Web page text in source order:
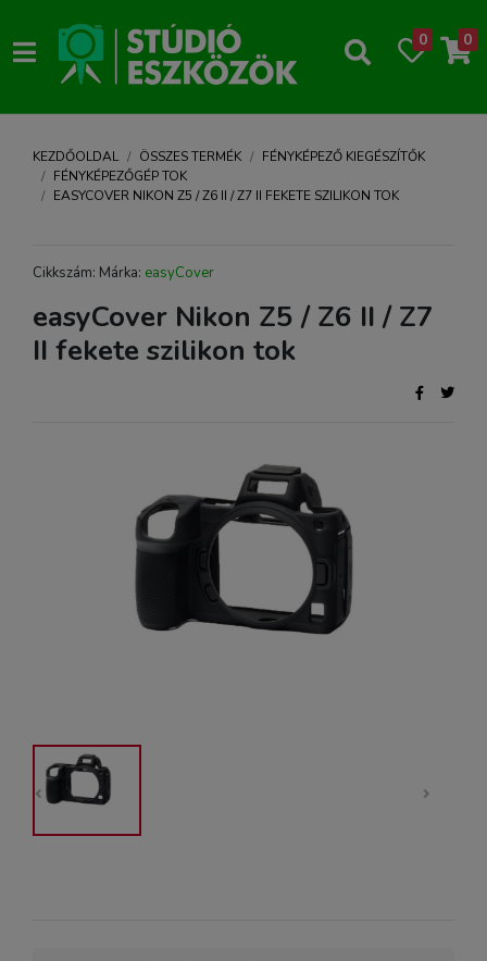
0 0
KEZDŐOLDAL ÖSSZES TERMÉK
FÉNYKÉPEZŐ KIEGÉSZÍTŐK
FÉNYKÉPEZŐGÉP TOK
EASYCOVER NIKON Z5 / Z6 II / Z7 II FEKETE SZILIKON TOK
Cikkszám: Márka: easyCover
easyCover Nikon Z5 / Z6 II / Z7
II fekete szilikon tok